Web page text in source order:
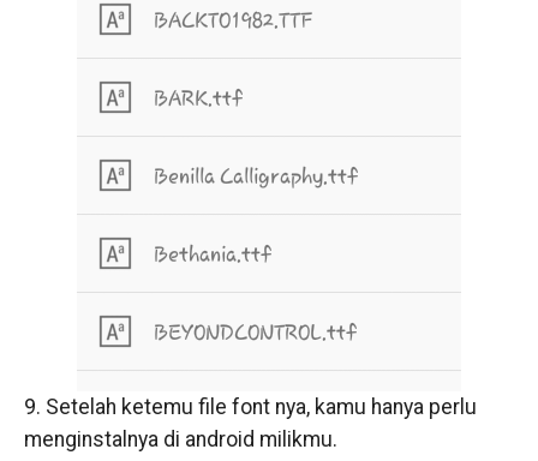
9. Setelah ketemu file font nya, kamu hanya perlu
menginstalnya di android milikmu.